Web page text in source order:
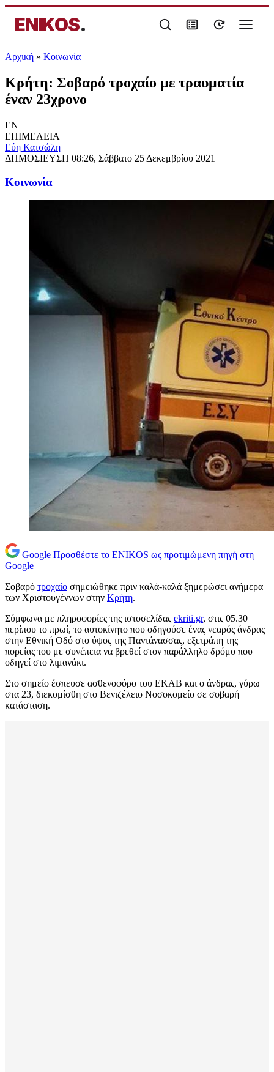
ENIKOS.
Αρχική » Κοινωνία
Κρήτη: Σοβαρό τροχαίο με τραυματία
έναν 23χρονο
EN
ΕΠΙΜΕΛΕΙΑ
Εύη Κατσώλη
ΔΗΜΟΣΙΕΥΣΗ 08:26, Σάββατο 25 Δεκεμβρίου 2021
Κοινωνία
Google Προσθέστε το ENIKOS ως προτιμώμενη πηγή στη
Google
Σοβαρό τροχαίο σημειώθηκε πριν καλά-καλά ξημερώσει ανήμερα
των Χριστουγέννων στην Κρήτη.
Σύμφωνα με πληροφορίες της ιστοσελίδας ekriti.gr, στις 05.30
περίπου το πρωί, το αυτοκίνητο που οδηγούσε ένας νεαρός άνδρας
στην Εθνική Οδό στο ύψος της Παντάνασσας, εξετράπη της
πορείας του με συνέπεια να βρεθεί στον παράλληλο δρόμο που
οδηγεί στο λιμανάκι.
Στο σημείο έσπευσε ασθενοφόρο του ΕΚΑΒ και ο άνδρας, γύρω
στα 23, διεκομίσθη στο Βενιζέλειο Νοσοκομείο σε σοβαρή
κατάσταση.